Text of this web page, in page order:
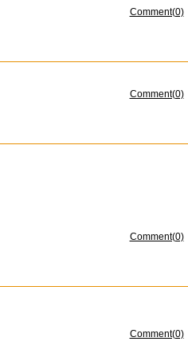
Comment(0)
Comment(0)
Comment(0)
Comment(0)